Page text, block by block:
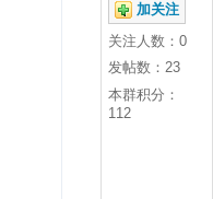
加关注
关注人数： 0
发帖数：23
本群积分：
112